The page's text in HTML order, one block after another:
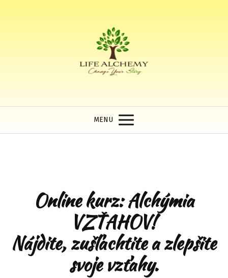
MENU
Online kurz: Alchýmia
VZŤAHOV!
Nájdite, zušľachtite a zlepšite
svoje vzťahy.